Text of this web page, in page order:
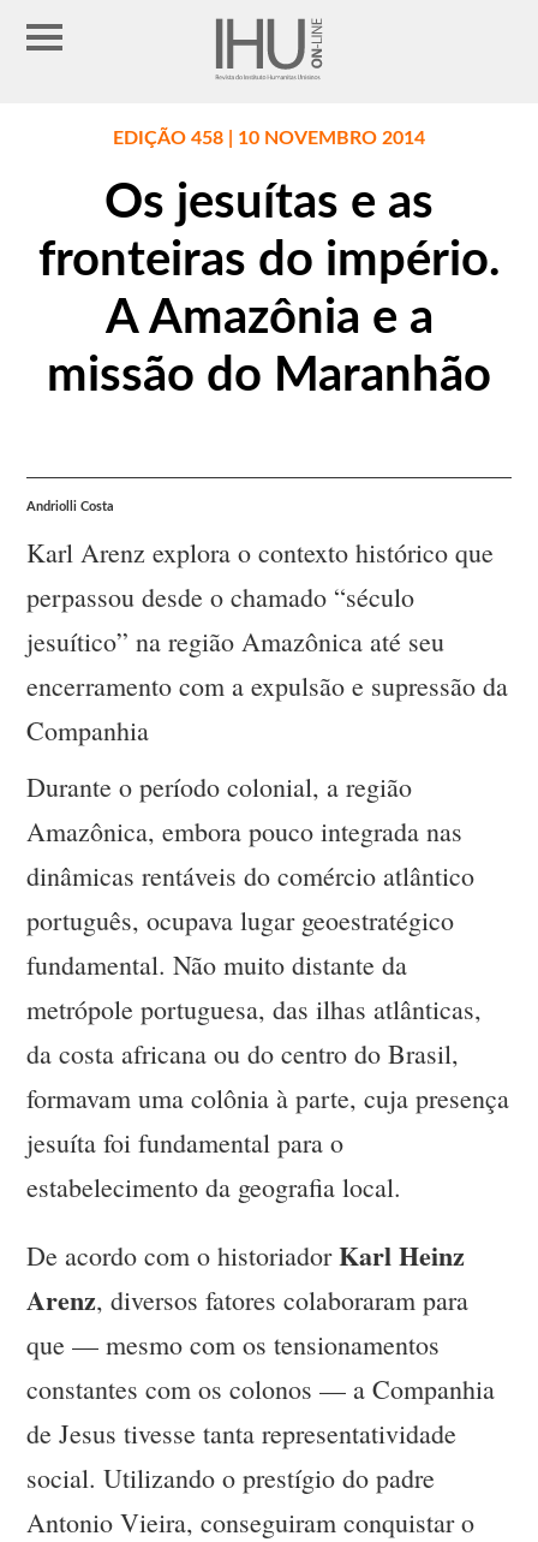
EDIÇÃO 458 | 10 NOVEMBRO 2014
Os jesuítas e as
fronteiras do império.
A Amazônia e a
missão do Maranhão
Andriolli Costa
Karl Arenz explora o contexto histórico que
perpassou desde o chamado “século
jesuítico” na região Amazônica até seu
encerramento com a expulsão e supressão da
Companhia
Durante o período colonial, a região
Amazônica, embora pouco integrada nas
dinâmicas rentáveis do comércio atlântico
português, ocupava lugar geoestratégico
fundamental. Não muito distante da
metrópole portuguesa, das ilhas atlânticas,
da costa africana ou do centro do Brasil,
formavam uma colônia à parte, cuja presença
jesuíta foi fundamental para o
estabelecimento da geografia local.
De acordo com o historiadorKarl Heinz
Arenz, diversos fatores colaboraram para
que — mesmo com os tensionamentos
constantes com os colonos — a Companhia
de Jesus tivesse tanta representatividade
social. Utilizando o prestígio do padre
Antonio Vieira, conseguiram conquistar o